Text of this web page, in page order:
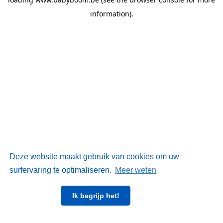
Deze website maakt gebruik van cookies om uw
surfervaring te optimaliseren. Meer weten
Ik begrijp het!
information).